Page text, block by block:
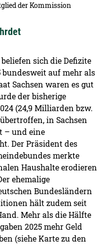
der Kommission
sich die Defizite
auf mehr als
Sachsen waren es gut
der bisherige
(24,9 Milliarden bzw.
in Sachsen
– und eine
Der Präsident des
merkte
Haushalte erodieren
ehemalige
Bundesländern
hält zudem seit
Mehr als die Hälfte
2025 mehr Geld
(siehe Karte zu den